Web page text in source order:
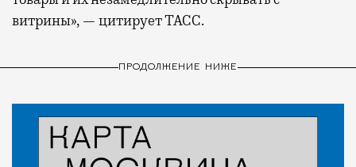
витрины», — цитирует ТАСС.
ПРОДОЛЖЕНИЕ НИЖЕ